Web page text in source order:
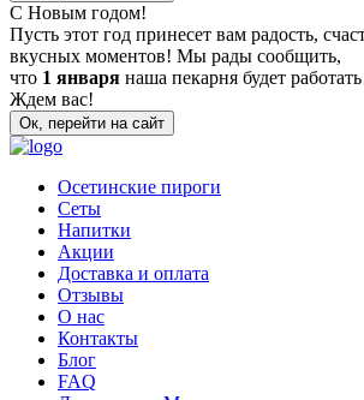
С Новым годом!
Пусть этот год принесет вам радость,
вкусных моментов! Мы рады сообщить,
что 1 января наша пекарня будет работать
Ждем вас!
Ок, перейти на сайт
Осетинские пироги
Сеты
Напитки
Акции
Доставка и оплата
Отзывы
О нас
Контакты
Блог
FAQ